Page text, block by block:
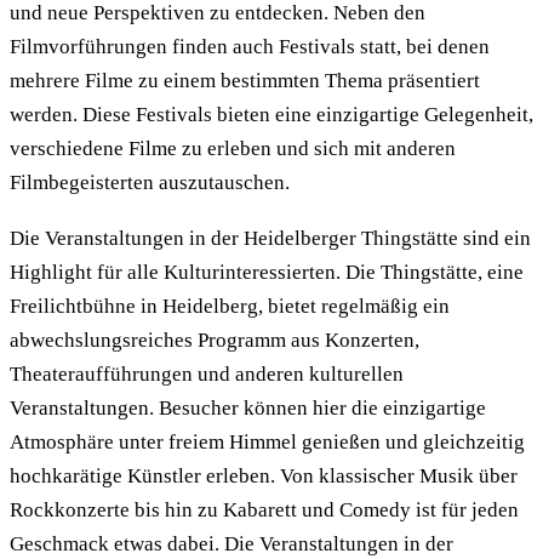
und neue Perspektiven zu entdecken. Neben den
Filmvorführungen finden auch Festivals statt, bei denen
mehrere Filme zu einem bestimmten Thema präsentiert
werden. Diese Festivals bieten eine einzigartige Gelegenheit,
verschiedene Filme zu erleben und sich mit anderen
Filmbegeisterten auszutauschen.
Die Veranstaltungen in der Heidelberger Thingstätte sind ein
Highlight für alle Kulturinteressierten. Die Thingstätte, eine
Freilichtbühne in Heidelberg, bietet regelmäßig ein
abwechslungsreiches Programm aus Konzerten,
Theateraufführungen und anderen kulturellen
Veranstaltungen. Besucher können hier die einzigartige
Atmosphäre unter freiem Himmel genießen und gleichzeitig
hochkarätige Künstler erleben. Von klassischer Musik über
Rockkonzerte bis hin zu Kabarett und Comedy ist für jeden
Geschmack etwas dabei. Die Veranstaltungen in der